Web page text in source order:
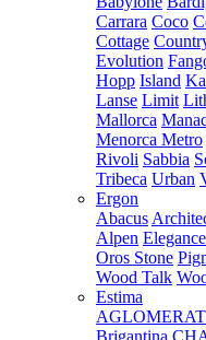
Carrara Coco
Cottage
Evolution
Hopp Island
Lanse Limit
Mallorca
Menorca Metro
Rivoli Sabbia
Tribeca Urban
Ergon
Abacus
Alpen
Oros Stone
Wood Talk
Estima
AGLOMERAT